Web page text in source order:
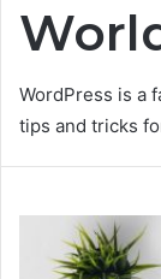
WordPress is a
tips and tricks